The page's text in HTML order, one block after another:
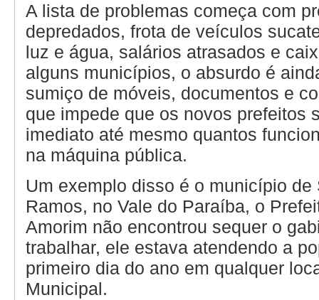
A lista de problemas começa com
depredados, frota de veículos
luz e água, salários atrasados e
alguns municípios, o absurdo é
sumiço de móveis, documentos e
que impede que os novos prefeitos
imediato até mesmo quantos
na máquina pública.
Um exemplo disso é o município de
Ramos, no Vale do Paraíba, o
Amorim não encontrou sequer o
trabalhar, ele estava atendendo a
primeiro dia do ano em qualquer
Municipal.